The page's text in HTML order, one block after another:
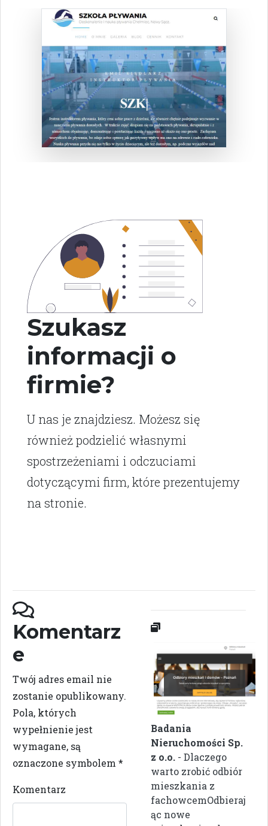
Szukasz
informacji o
firmie?
U nas je znajdziesz. Możesz się
również podzielić własnymi
spostrzeżeniami i odczuciami
dotyczącymi firm, które prezentujemy
na stronie.
Komentarz
e
Twój adres email nie
zostanie opublikowany.
Pola, których
wypełnienie jest
wymagane, są
oznaczone symbolem *
Komentarz
Badania
Nieruchomości Sp.
z o.o. - Dlaczego
warto zrobić odbiór
mieszkania z
fachowcemOdbieraj
ąc nowe